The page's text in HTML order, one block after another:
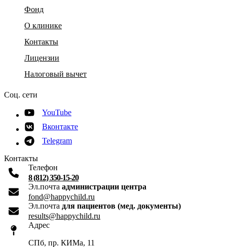
Фонд
О клинике
Контакты
Лицензии
Налоговый вычет
Соц. сети
YouTube
Вконтакте
Telegram
Контакты
Телефон
8 (812) 350-15-20
Эл.почта администрации центра
fond@happychild.ru
Эл.почта для пациентов (мед. документы)
results@happychild.ru
Адрес
СПб, пр. КИМа, 11